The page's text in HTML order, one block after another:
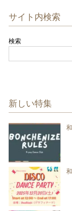
サイト内検索
検索
新しい特集